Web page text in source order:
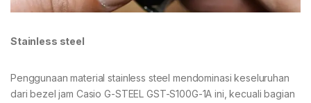
Stainless steel
Penggunaan material stainless steel mendominasi keseluruhan
dari bezel jam Casio G-STEEL GST-S100G-1A ini, kecuali bagian